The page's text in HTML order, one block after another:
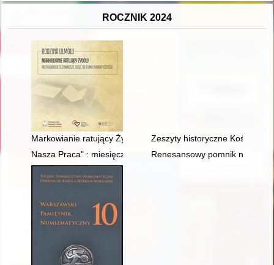
ROCZNIK 2024
Markowianie ratujący Żydów : przykładowe scenariusze zajęć
Zeszyty historyczne Kościoła
Nasza Praca" : miesięcznik "wytycznych" do działań i
Renesansowy pomnik